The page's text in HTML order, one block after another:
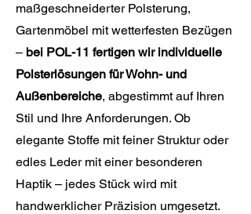
maßgeschneiderter Polsterung,
Gartenmöbel mit wetterfesten Bezügen
– bei POL-11 fertigen wir individuelle
Polsterlösungen für Wohn- und
Außenbereiche, abgestimmt auf Ihren
Stil und Ihre Anforderungen. Ob
elegante Stoffe mit feiner Struktur oder
edles Leder mit einer besonderen
Haptik – jedes Stück wird mit
handwerklicher Präzision umgesetzt.